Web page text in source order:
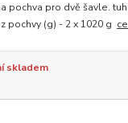
pochva pro dvě šavle.
pochvy (g) - 2 x 1020 g
skladem